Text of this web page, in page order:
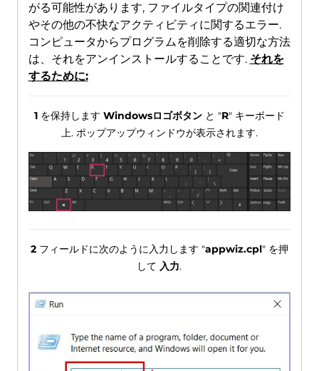
がる可能性があります, ファイルタイプの関連付け
やその他の不快なアクティビティに関するエラー.
コンピュータからプログラムを削除する適切な方法
は、それをアンインストールすることです. それを
するために:
1を保持します Windowsロゴボタンと "R" キーボード
上. ポップアップウィンドウが表示されます.
2フィールドに次のように入力します "appwiz.cpl" を押
して 入力.